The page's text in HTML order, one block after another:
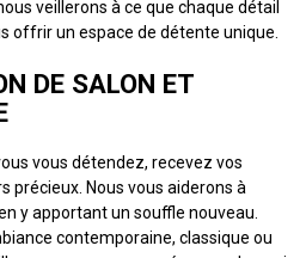
veillerons à ce que chaque détail
offrir un espace de détente unique.
DE SALON ET
vous détendez, recevez vos
précieux. Nous vous aiderons à
y apportant un souffle nouveau.
contemporaine, classique ou